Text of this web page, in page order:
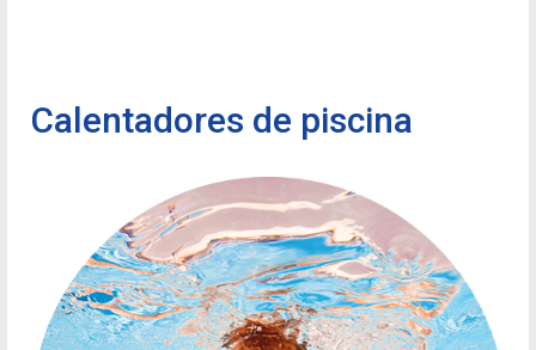
Calentadores de piscina